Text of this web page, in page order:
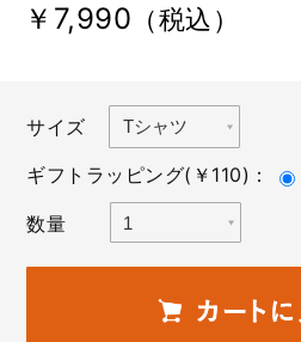
￥7,990 （税込）
サイズ
ギフトラッピング(￥110)：
数量